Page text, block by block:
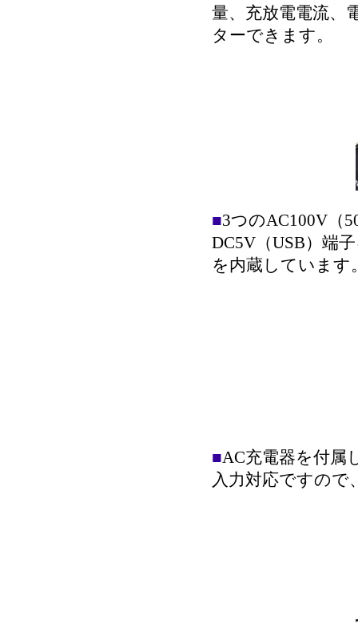
量、充放電電流、
ターできます。
■3つのAC100V（
DC5V（USB）端
を内蔵しています
■AC充電器を付属
入力対応ですので